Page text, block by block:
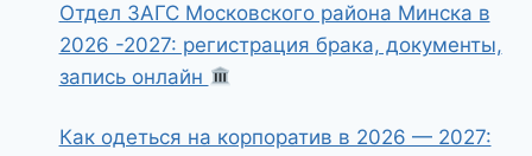
Отдел ЗАГС Московского района Минска в
2026 -2027: регистрация брака, документы,
запись онлайн
Как одеться на корпоратив в 2026 — 2027: